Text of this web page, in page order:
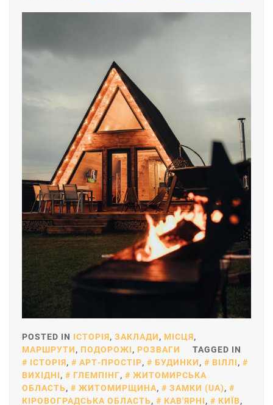
POSTED IN ІСТОРІЯ, ЗАКЛАДИ, МІСЦЯ,
МАРШРУТИ, ПОДОРОЖІ, РОЗВАГИ
TAGGED IN
ІСТОРІЯ, АРТ-ПРОСТІР, БУДИНКИ, ВІЛЛІ,
ВИХІДНІ, ГЛЕМПІНГ,
ЖИТОМИРСЬКА
ОБЛАСТЬ, ЖИТОМИРЩИНА, ЗАМКИ (UA),
КІРОВОГРАДСЬКА ОБЛАСТЬ, КАВ'ЯРНІ, КИЇВ,